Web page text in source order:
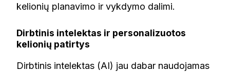
kelionių planavimo ir vykdymo dalimi.
Dirbtinis intelektas ir personalizuotos
kelionių patirtys
Dirbtinis intelektas (AI) jau dabar naudojamas